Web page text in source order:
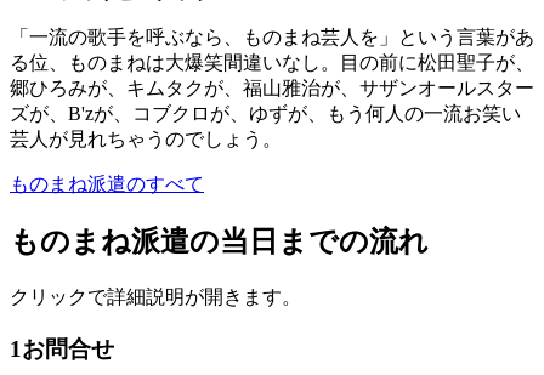
「一流の歌手を呼ぶなら、ものまね芸人を」という言葉があ
る位、ものまねは大爆笑間違いなし。目の前に松田聖子が、
郷ひろみが、キムタクが、福山雅治が、サザンオールスター
ズが、B'zが、コブクロが、ゆずが、もう何人の一流お笑い
芸人が見れちゃうのでしょう。
ものまね派遣のすべて
ものまね派遣の当日までの流れ
クリックで詳細説明が開きます。
1お問合せ